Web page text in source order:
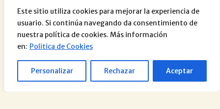
Este sitio utiliza cookies para mejorar la experiencia de
usuario. Si continúa navegando da consentimiento de
nuestra política de cookies. Más información
en: Politica de Cookies
Personalizar Rechazar Aceptar